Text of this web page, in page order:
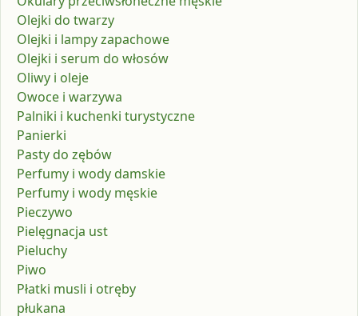
Olejki do twarzy
Olejki i lampy zapachowe
Olejki i serum do włosów
Oliwy i oleje
Owoce i warzywa
Palniki i kuchenki turystyczne
Panierki
Pasty do zębów
Perfumy i wody damskie
Perfumy i wody męskie
Pieczywo
Pielęgnacja ust
Pieluchy
Piwo
Płatki musli i otręby
płukana